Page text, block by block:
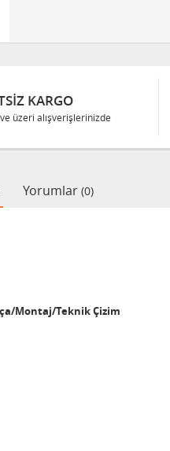
KARGO
üzeri alışverişlerinizde
Yorumlar (0)
Montaj/Teknik Çizim